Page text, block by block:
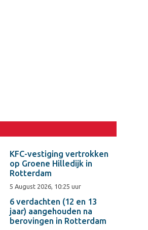
KFC-vestiging vertrokken
op Groene Hilledijk in
Rotterdam
5 August 2026, 10:25 uur
6 verdachten (12 en 13
jaar) aangehouden na
berovingen in Rotterdam